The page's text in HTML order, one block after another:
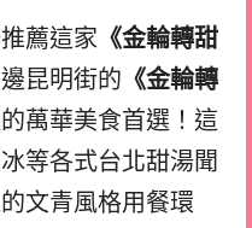
薦這家 《金輪轉甜
昆明街的 《金輪轉
萬華美食首選！這
等各式台北甜湯聞
文青風格用餐環